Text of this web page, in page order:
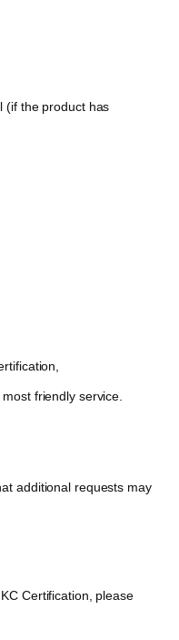
(if the product has
friendly service.
additional requests may
Certification, please